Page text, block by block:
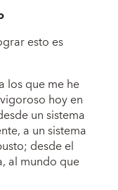
esto es
los que me he
hoy en
un sistema
a un sistema
desde el
al mundo que